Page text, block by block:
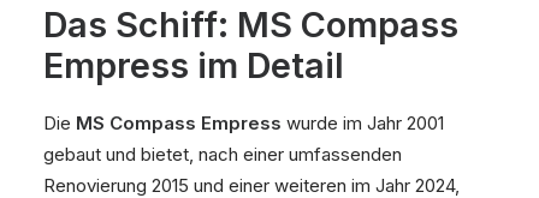
Das Schiff: MS Compass
Empress im Detail
Die MS Compass Empress wurde im Jahr 2001
gebaut und bietet, nach einer umfassenden
Renovierung 2015 und einer weiteren im Jahr 2024,